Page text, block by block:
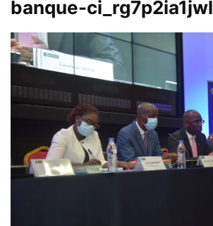
banque-ci_rg7p2ia1jwl